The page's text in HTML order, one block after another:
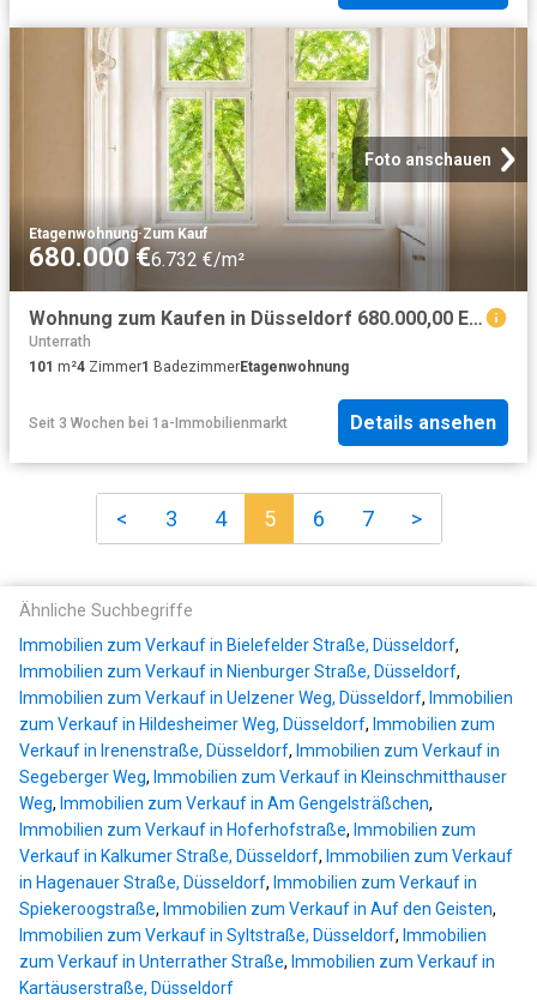
Foto anschauen
Etagenwohnung·Zum Kauf
680.000 €6.732 €/m²
Wohnung zum Kaufen in Düsseldorf 680.000,00 EUR 101 m²
Unterrath
101 m²4 Zimmer1 BadezimmerEtagenwohnung
Seit 3 Wochen bei 1a-Immobilienmarkt Details ansehen
< 3 4 5 6 7 >
Ähnliche Suchbegriffe
Immobilien zum Verkauf in Bielefelder Straße, Düsseldorf,
Immobilien zum Verkauf in Nienburger Straße, Düsseldorf,
Immobilien zum Verkauf in Uelzener Weg, Düsseldorf, Immobilien
zum Verkauf in Hildesheimer Weg, Düsseldorf, Immobilien zum
Verkauf in Irenenstraße, Düsseldorf, Immobilien zum Verkauf in
Segeberger Weg, Immobilien zum Verkauf in Kleinschmitthauser
Weg, Immobilien zum Verkauf in Am Gengelsträßchen,
Immobilien zum Verkauf in Hoferhofstraße, Immobilien zum
Verkauf in Kalkumer Straße, Düsseldorf, Immobilien zum Verkauf
in Hagenauer Straße, Düsseldorf, Immobilien zum Verkauf in
Spiekeroogstraße, Immobilien zum Verkauf in Auf den Geisten,
Immobilien zum Verkauf in Syltstraße, Düsseldorf, Immobilien
zum Verkauf in Unterrather Straße, Immobilien zum Verkauf in
Kartäuserstraße, Düsseldorf